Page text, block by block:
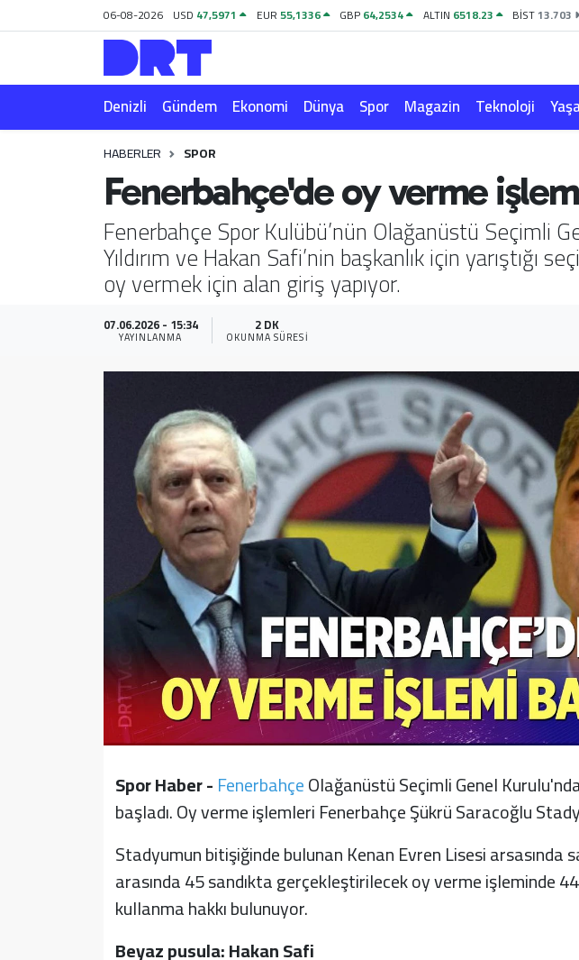
06-08-2026 USD 47,5971 EUR55,1336 GBP64,2534 ALTIN 6518.23 BİST13.703
Denizli Gündem Ekonomi Dünya Spor Magazin Teknoloji
HABERLER SPOR
Fenerbahçe'de oy verme
Fenerbahçe Spor Kulübü’nün Olağanüstü Seçimli
Yıldırım ve Hakan Safi’nin başkanlık için
oy vermek için alan giriş yapıyor.
07.06.2026 - 15:34
YAYINLANMA
2 DK
OKUNMA SÜRESI
Spor Haber -FenerbahçeOlağanüstü Seçimli Genel
başladı. Oy verme işlemleri Fenerbahçe Şükrü Saracoğlu
Stadyumun bitişiğinde bulunan Kenan Evren Lisesi arsasında
arasında 45 sandıkta gerçekleştirilecek oy verme işleminde
kullanma hakkı bulunuyor.
Beyaz pusula: Hakan Safi
Gündem
Ekonomi
Magazin
Resmi Reklam
Hava Durumu
Trafik Durumu
Puan Durumu ve Fikstür
Tüm Manşetler
Son Dakika Haberleri
Haber Arşivi